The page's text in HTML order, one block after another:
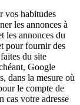
vos habitudes
les annonces à
les annonces du
pour fournir des
du site
Google
dans la mesure où
le compte de
cas votre adresse